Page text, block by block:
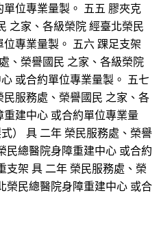
位專業量製。 五五 膠夾克
之家、各級榮院 經臺北榮民
專業量製。 五六 踝足支架
、榮譽國民 之家、各級榮院
或合約單位專業量製。 五七
服務處、榮譽國民 之家、各
建中心 或合約單位專業量
） 具 二年 榮民服務處、榮譽
民總醫院身障重建中心 或合約
支架 具 二年 榮民服務處、榮
榮民總醫院身障重建中心 或合